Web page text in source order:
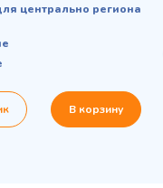
центрально региона
В корзину